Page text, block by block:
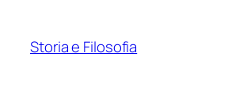
contenuto
Storia e Filosofia